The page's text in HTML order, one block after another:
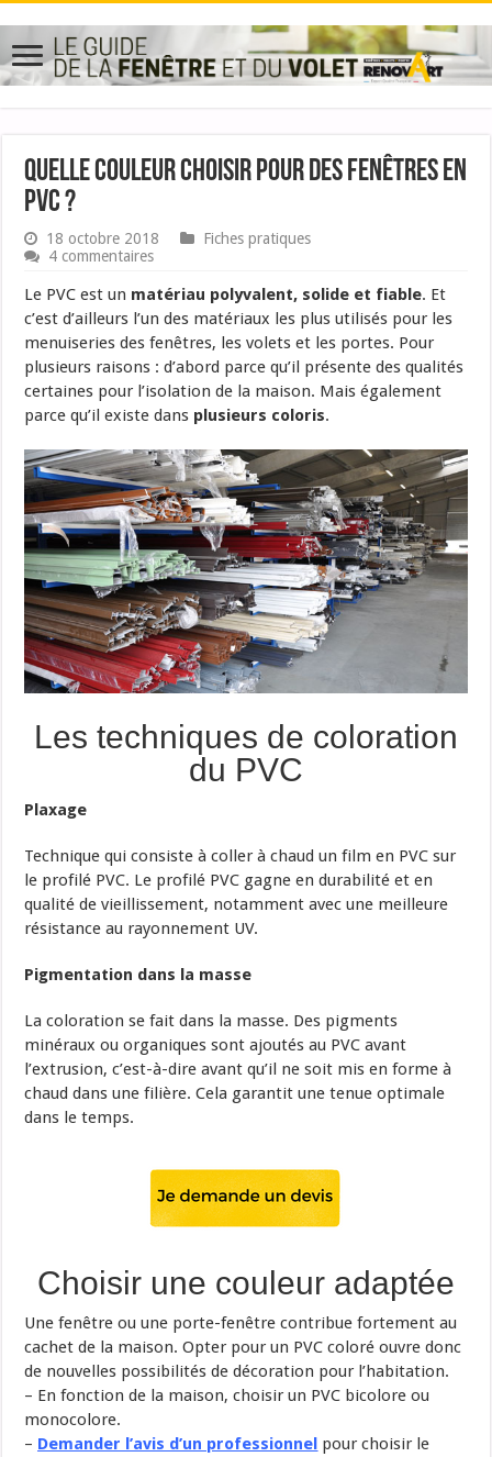
Quelle couleur choisir pour des fenêtres en
PVC ?
18 octobre 2018
Fiches pratiques
4 commentaires
Le PVC est un matériau polyvalent, solide et fiable. Et
c’est d’ailleurs l’un des matériaux les plus utilisés pour les
menuiseries des fenêtres, les volets et les portes. Pour
plusieurs raisons : d’abord parce qu’il présente des qualités
certaines pour l’isolation de la maison. Mais également
parce qu’il existe dans plusieurs coloris.
Les techniques de coloration
du PVC
Plaxage
Technique qui consiste à coller à chaud un film en PVC sur
le profilé PVC. Le profilé PVC gagne en durabilité et en
qualité de vieillissement, notamment avec une meilleure
résistance au rayonnement UV.
Pigmentation dans la masse
La coloration se fait dans la masse. Des pigments
minéraux ou organiques sont ajoutés au PVC avant
l’extrusion, c’est-à-dire avant qu’il ne soit mis en forme à
chaud dans une filière. Cela garantit une tenue optimale
dans le temps.
Choisir une couleur adaptée
Une fenêtre ou une porte-fenêtre contribue fortement au
cachet de la maison. Opter pour un PVC coloré ouvre donc
de nouvelles possibilités de décoration pour l’habitation.
– En fonction de la maison, choisir un PVC bicolore ou
monocolore.
– Demander l’avis d’un professionnel pour choisir le